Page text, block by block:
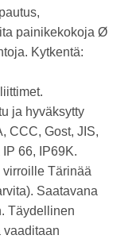
painikekokoja Ø
Kytkentä:
ja hyväksytty
CCC, Gost, JIS,
66, IP69K.
Tärinää
Saatavana
Täydellinen
vaaditaan